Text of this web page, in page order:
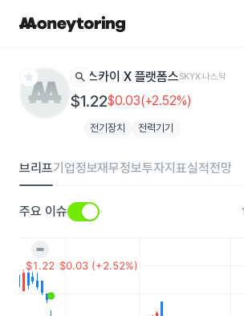
star search 스카이 X 플랫폼스SKYX나스닥
$1.22$0.03(+2.52%)
전기장치 전력기기
브리프기업정보재무정보투자지표실적전망
주요 이슈